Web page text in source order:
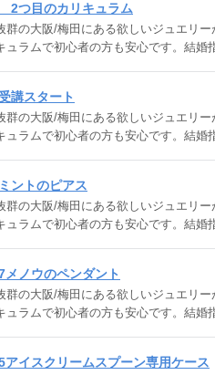
2つ目のカリキュラム
群の大阪/梅田にある欲しいジュエリ
ュラムで初心者の方も安心です。結婚
講スタート
群の大阪/梅田にある欲しいジュエリ
ュラムで初心者の方も安心です。結婚
ントのピアス
群の大阪/梅田にある欲しいジュエリ
ュラムで初心者の方も安心です。結婚
メノウのペンダント
群の大阪/梅田にある欲しいジュエリ
ュラムで初心者の方も安心です。結婚
アイスクリームスプーン専用ケース